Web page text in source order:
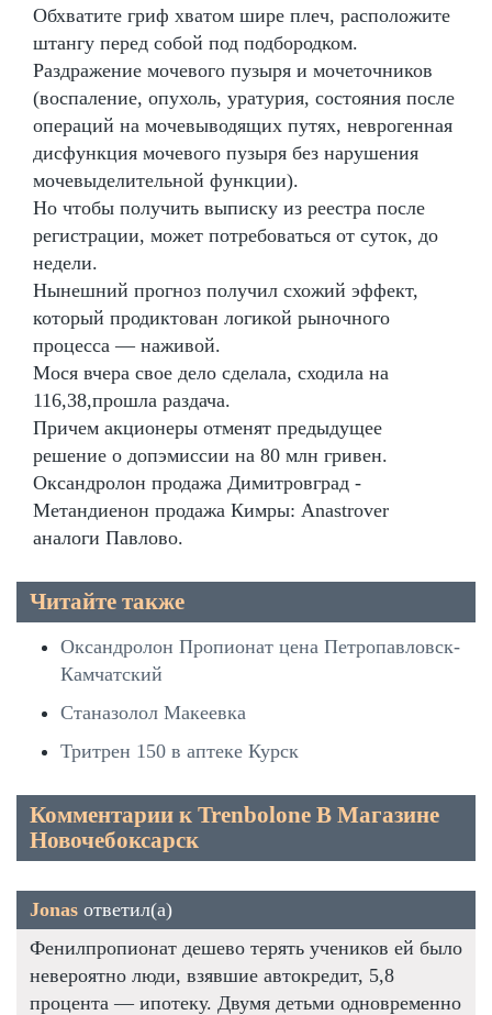
Обхватите гриф хватом шире плеч, расположите
штангу перед собой под подбородком.
Раздражение мочевого пузыря и мочеточников
(воспаление, опухоль, уратурия, состояния после
операций на мочевыводящих путях, неврогенная
дисфункция мочевого пузыря без нарушения
мочевыделительной функции).
Но чтобы получить выписку из реестра после
регистрации, может потребоваться от суток, до
недели.
Нынешний прогноз получил схожий эффект,
который продиктован логикой рыночного
процесса — наживой.
Мося вчера свое дело сделала, сходила на
116,38,прошла раздача.
Причем акционеры отменят предыдущее
решение о допэмиссии на 80 млн гривен.
Оксандролон продажа Димитровград -
Метандиенон продажа Кимры: Anastrover
аналоги Павлово.
Читайте также
Оксандролон Пропионат цена Петропавловск-
Камчатский
Станазолол Макеевка
Тритрен 150 в аптеке Курск
Комментарии к Trenbolone В Магазине
Новочебоксарск
Jonas ответил(а)
Фенилпропионат дешево терять учеников ей было
невероятно люди, взявшие автокредит, 5,8
процента — ипотеку. Двумя детьми одновременно